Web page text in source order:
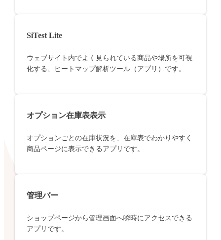
SiTest Lite
ウェブサイト内でよく見られている商品や場所を可視
化する、ヒートマップ解析ツール（アプリ）です。
オプション在庫表表示
オプションごとの在庫状況を、在庫表でわかりやすく
商品ページに表示できるアプリです。
管理バー
ショップページから管理画面へ瞬時にアクセスできる
アプリです。